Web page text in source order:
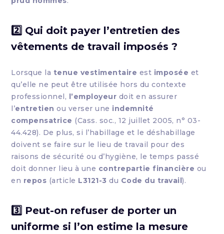
2️⃣ Qui doit payer l’entretien des
vêtements de travail imposés ?
Lorsque la tenue vestimentaire est imposée et
qu’elle ne peut être utilisée hors du contexte
professionnel, l’employeur doit en assurer
l’entretien ou verser une indemnité
compensatrice (Cass. soc., 12 juillet 2005, n° 03-
44.428). De plus, si l’habillage et le déshabillage
doivent se faire sur le lieu de travail pour des
raisons de sécurité ou d’hygiène, le temps passé
doit donner lieu à une contrepartie financière ou
en repos (article L3121-3 du Code du travail).
3️⃣ Peut-on refuser de porter un
uniforme si l’on estime la mesure